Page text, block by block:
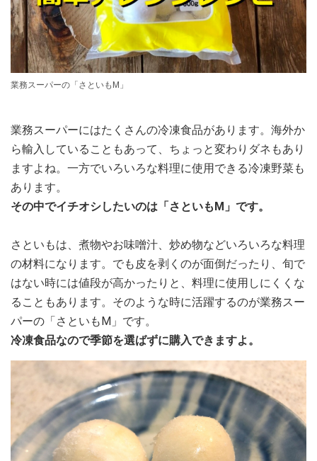
業務スーパーの「さといもM」
業務スーパーにはたくさんの冷凍食品があります。海外か
ら輸入していることもあって、ちょっと変わりダネもあり
ますよね。一方でいろいろな料理に使用できる冷凍野菜も
あります。
その中でイチオシしたいのは「さといもM」です。
さといもは、煮物やお味噌汁、炒め物などいろいろな料理
の材料になります。でも皮を剥くのが面倒だったり、旬で
はない時には値段が高かったりと、料理に使用しにくくな
ることもあります。そのような時に活躍するのが業務スー
パーの「さといもM」です。
冷凍食品なので季節を選ばずに購入できますよ。